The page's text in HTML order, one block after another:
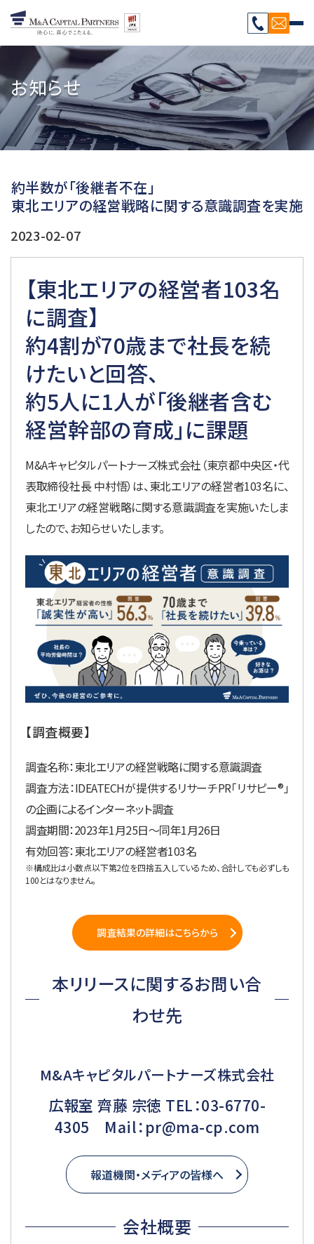
お知らせ
約半数が「後継者不在」
東北エリアの経営戦略に関する意識調査を実施
2023-02-07
【東北エリアの経営者103名
に調査】
約4割が70歳まで社長を続
けたいと回答、
約5人に1人が「後継者含む
経営幹部の育成」に課題
M&Aキャピタルパートナーズ株式会社（東京都中央区・代
表取締役社長 中村悟）は、東北エリアの経営者103名に、
東北エリアの経営戦略に関する意識調査を実施いたしま
したので、お知らせいたします。
【調査概要】
調査名称：東北エリアの経営戦略に関する意識調査
調査方法：IDEATECHが提供するリサーチPR「リサピー®︎」
の企画によるインターネット調査
調査期間：2023年1月25日〜同年1月26日
有効回答：東北エリアの経営者103名
※構成比は小数点以下第2位を四捨五入しているため、合計しても必ずしも
100とはなりません。
調査結果の詳細はこちらから
本リリースに関するお問い合
わせ先
M&Aキャピタルパートナーズ株式会社
広報室 齊藤 宗徳 TEL：03-6770-
4305 Mail：pr@ma-cp.com
報道機関・メディアの皆様へ
会社概要